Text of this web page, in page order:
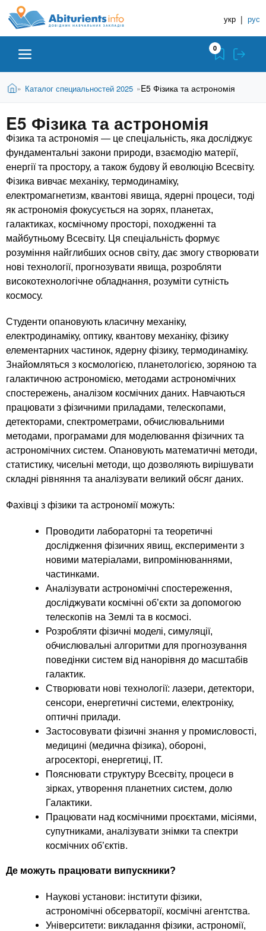
A
b
i
t
u
r
i
e
n
t
s
.
i
n
f
o
о
в
д
н
к
Н
а
в
ч
а
л
ь
н
и
х
а
к
л
а
д
і
в
укр | рус
Абітурієнту
ЗВО (ВНЗ)
Коледжі
Курси
Приватні школи
MBA
За кордоном
0
В
т
у
т
Головна
» Каталог специальностей 2025 »E5 Фізика та астрономія
E5 Фізика та астрономія
Фізика та астрономія — це спеціальність, яка досліджує
фундаментальні закони природи, взаємодію матерії,
енергії та простору, а також будову й еволюцію Всесвіту.
Фізика вивчає механіку, термодинаміку,
електромагнетизм, квантові явища, ядерні процеси, тоді
як астрономія фокусується на зорях, планетах,
галактиках, космічному просторі, походженні та
майбутньому Всесвіту. Ця спеціальність формує
розуміння найглибших основ світу, дає змогу створювати
нові технології, прогнозувати явища, розробляти
високотехнологічне обладнання, розуміти сутність
космосу.
Студенти опановують класичну механіку,
електродинаміку, оптику, квантову механіку, фізику
елементарних частинок, ядерну фізику, термодинаміку.
Знайомляться з космологією, планетологією, зоряною та
галактичною астрономією, методами астрономічних
спостережень, аналізом космічних даних. Навчаються
працювати з фізичними приладами, телескопами,
детекторами, спектрометрами, обчислювальними
методами, програмами для моделювання фізичних та
астрономічних систем. Опановують математичні методи,
статистику, чисельні методи, що дозволяють вирішувати
складні рівняння та аналізувати великий обсяг даних.
Фахівці з фізики та астрономії можуть:
Проводити лабораторні та теоретичні
дослідження фізичних явищ, експерименти з
новими матеріалами, випромінюваннями,
частинками.
Аналізувати астрономічні спостереження,
досліджувати космічні об’єкти за допомогою
телескопів на Землі та в космосі.
Розробляти фізичні моделі, симуляції,
обчислювальні алгоритми для прогнозування
поведінки систем від нанорівня до масштабів
галактик.
Створювати нові технології: лазери, детектори,
сенсори, енергетичні системи, електроніку,
оптичні прилади.
Застосовувати фізичні знання у промисловості,
медицині (медична фізика), обороні,
агросекторі, енергетиці, ІТ.
Пояснювати структуру Всесвіту, процеси в
зірках, утворення планетних систем, долю
Галактики.
Працювати над космічними проєктами, місіями,
супутниками, аналізувати знімки та спектри
космічних об’єктів.
Де можуть працювати випускники?
Наукові установи: інститути фізики,
астрономічні обсерваторії, космічні агентства.
Університети: викладання фізики, астрономії,